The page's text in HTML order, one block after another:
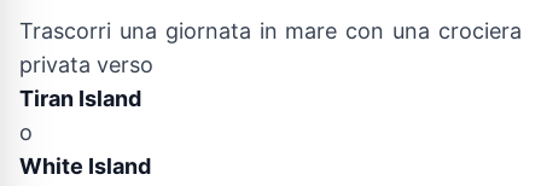
Trascorri una giornata in mare con una crociera
privata verso
Tiran Island
o
White Island